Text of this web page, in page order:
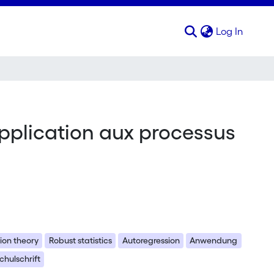
Log In
aux processus
theory Robust statistics Autoregression
Anwendung